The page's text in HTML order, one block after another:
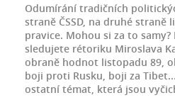
Odumírání tradičních
straně ČSSD, na druhé straně
pravice. Mohou si za to
sledujete rétoriku Miroslava
obraně hodnot listopadu 89,
boji proti Rusku, boji za
ostatní témat, která jsou